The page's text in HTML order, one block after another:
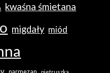
kwaśna śmietana
migdały miód